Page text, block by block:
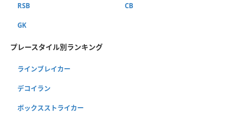
RSB CB
GK
プレースタイル別ランキング
ラインブレイカー
デコイラン
ボックスストライカー